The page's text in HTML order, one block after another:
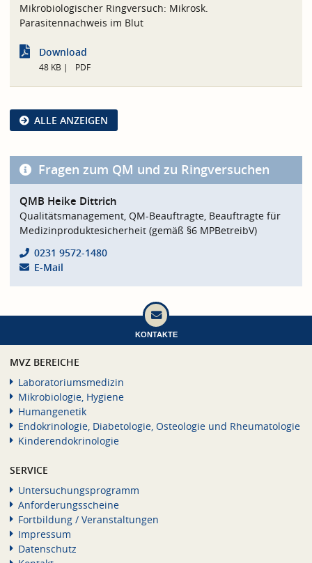
Mikrobiologischer Ringversuch: Mikrosk.
Parasitennachweis im Blut
Download
48 KB PDF
ALLE ANZEIGEN
Fragen zum QM und zu Ringversuchen
QMB Heike Dittrich
Qualitätsmanagement, QM-Beauftragte, Beauftragte für
Medizinproduktesicherheit (gemäß §6 MPBetreibV)
0231 9572-1480
E-Mail
KONTAKTE
MVZ BEREICHE
Laboratoriumsmedizin
Mikrobiologie, Hygiene
Humangenetik
Endokrinologie, Diabetologie, Osteologie und Rheumatologie
Kinderendokrinologie
SERVICE
Untersuchungsprogramm
Anforderungsscheine
Fortbildung / Veranstaltungen
Impressum
Datenschutz